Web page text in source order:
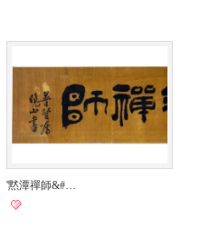
'黙潭禪師&#…